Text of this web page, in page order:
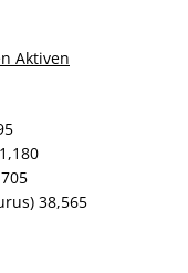
Aktiven
38,565